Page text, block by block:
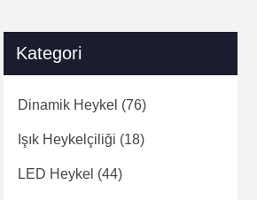
Kategori
Dinamik Heykel (76)
Işık Heykelçiliği (18)
LED Heykel (44)